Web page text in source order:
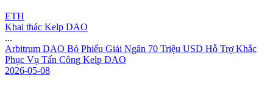
ETH
Khai thác Kelp DAO
...
Arbitrum DAO Bỏ Phiếu Giải Ngân 70 Triệu USD Hỗ Trợ Khắc
Phục Vụ Tấn Công Kelp DAO
2026-05-08